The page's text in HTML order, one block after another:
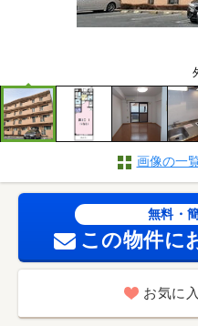
画像の一
無料・
この物件に
お気に